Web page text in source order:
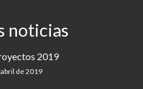
noticias
2019
de 2019